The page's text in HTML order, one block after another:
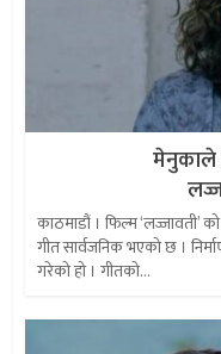
मेनुकाले
काठमाडौं । फिल्म ‘लज्जावती’
गीत सार्वजनिक भएको छ ।
गरेको हो । गीतको...